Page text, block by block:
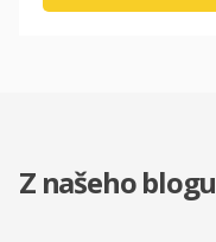
Z našeho blogu